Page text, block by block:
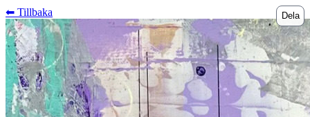
⬅︎ Tillbaka Dela